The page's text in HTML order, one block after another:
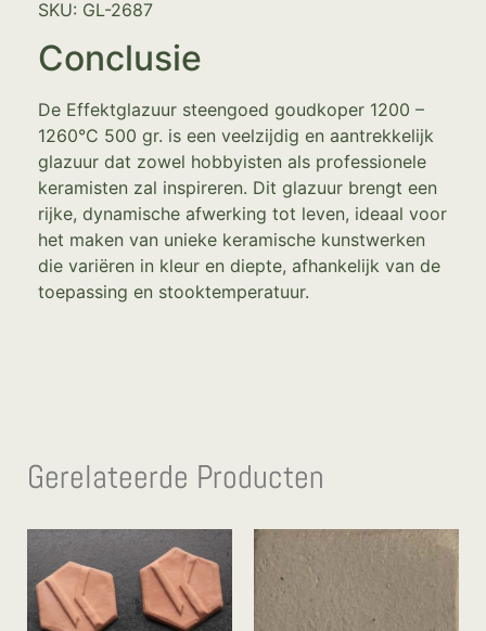
SKU: GL-2687
Conclusie
De Effektglazuur steengoed goudkoper 1200 –
1260°C 500 gr. is een veelzijdig en aantrekkelijk
glazuur dat zowel hobbyisten als professionele
keramisten zal inspireren. Dit glazuur brengt een
rijke, dynamische afwerking tot leven, ideaal voor
het maken van unieke keramische kunstwerken
die variëren in kleur en diepte, afhankelijk van de
toepassing en stooktemperatuur.
Gerelateerde Producten